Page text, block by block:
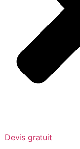
Devis gratuit